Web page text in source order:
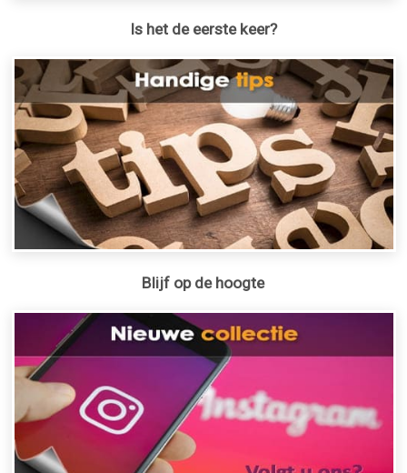
Is het de eerste keer?
Blijf op de hoogte